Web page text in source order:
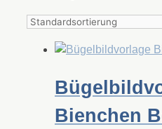
Bienchen